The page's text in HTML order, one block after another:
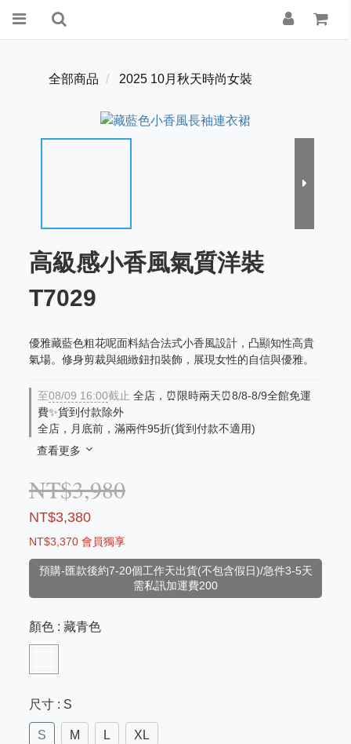
全部商品 2025 10月秋天時尚女裝
高級感小香風氣質洋裝
T7029
優雅藏藍色粗花呢面料結合法式小香風設計，凸顯知性高貴
氣場。修身剪裁與細緻鈕扣裝飾，展現女性的自信與優雅。
至08/09 16:00截止 全店，⏰限時兩天⏰8/8-8/9全館免運
費✨貨到付款除外
全店，月底前，滿兩件95折(貨到付款不適用)
查看更多
NT$3,980
NT$3,380
NT$3,370 會員獨享
預購-匯款後約7-20個工作天出貨(不包含假日)/急件3-5天
需私訊加運費200
顏色 : 藏青色
尺寸 : S
S M L XL